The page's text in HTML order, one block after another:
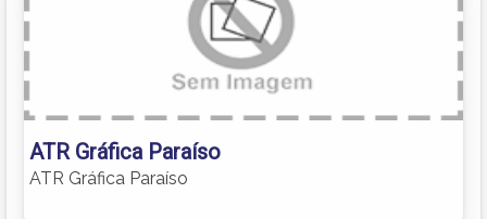
ATR Gráfica Paraíso
ATR Gráfica Paraíso